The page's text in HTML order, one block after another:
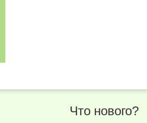
Что нового?